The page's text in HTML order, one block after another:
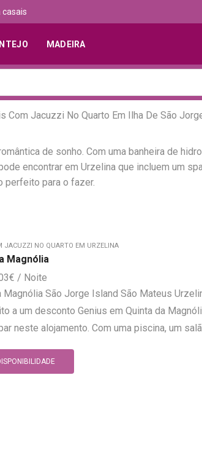
MADEIRA
Com Jacuzzi No Quarto Em Ilha De São
de sonho. Com uma banheira de
encontrar em Urzelina que incluem um
perfeito para o fazer.
JACUZZI NO QUARTO EM URZELINA
Magnólia
€
Magnólia São Jorge Island São Mateus
a um desconto Genius em Quinta da
neste alojamento. Com uma piscina, um